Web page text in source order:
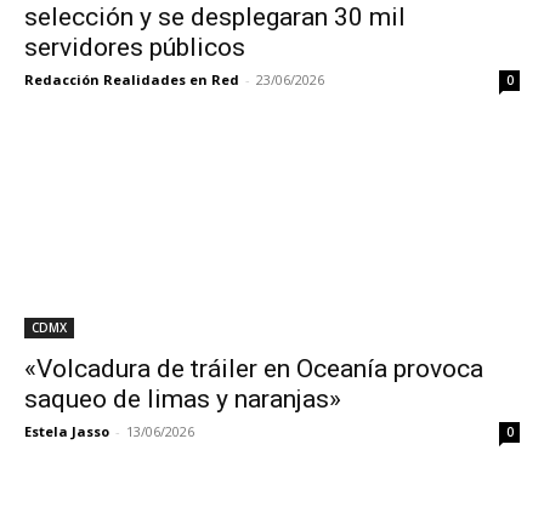
selección y se desplegaran 30 mil
servidores públicos
Redacción Realidades en Red - 23/06/2026 0
CDMX
«Volcadura de tráiler en Oceanía provoca
saqueo de limas y naranjas»
Estela Jasso - 13/06/2026 0